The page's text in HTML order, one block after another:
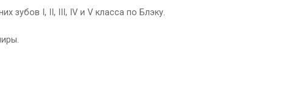
зубов I, II, III, IV и V класса по Блэку.